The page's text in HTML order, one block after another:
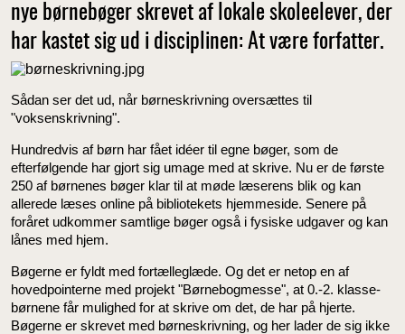
nye børnebøger skrevet af lokale skoleelever, der
har kastet sig ud i disciplinen: At være forfatter.
Sådan ser det ud, når børneskrivning oversættes til
"voksenskrivning".
Hundredvis af børn har fået idéer til egne bøger, som de
efterfølgende har gjort sig umage med at skrive. Nu er de første
250 af børnenes bøger klar til at møde læserens blik og kan
allerede læses online på bibliotekets hjemmeside. Senere på
foråret udkommer samtlige bøger også i fysiske udgaver og kan
lånes med hjem.
Bøgerne er fyldt med fortælleglæde. Og det er netop en af
hovedpointerne med projekt "Børnebogmesse", at 0.-2. klasse-
børnene får mulighed for at skrive om det, de har på hjerte.
Bøgerne er skrevet med børneskrivning, og her lader de sig ikke